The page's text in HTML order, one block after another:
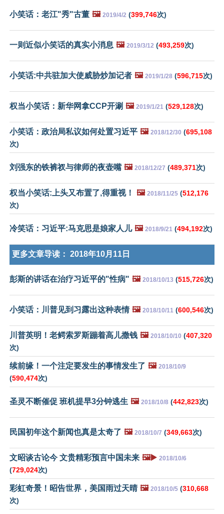
小笑话：老江"秀"古董 🖼️ 2019/4/2 (399,746次)
一则近似小笑话的真实小消息 🖼️ 2019/3/12 (493,259次)
小笑话:中共驻加大使威胁炒加记者 🖼️ 2019/1/28 (596,715次)
权当小笑话：新华网拿CCP开涮 🖼️ 2019/1/21 (529,128次)
小笑话：政治局私议如何处置习近平 🖼️ 2018/12/30 (695,108
次)
刘强东的铁裤衩与律师的夜壶嘴 🖼️ 2018/12/27 (489,371次)
权当小笑话:上头又布置了,得重视！ 🖼️ 2018/11/25 (512,176
次)
冷笑话：习近平:马克思是娘家人儿 🖼️ 2018/9/21 (494,192次)
更多文章导读： 2018年10月11日
彭斯的讲话在治疗习近平的"性病" 🖼️ 2018/10/13 (515,726次)
小笑话：川普见到习露出这种表情 🖼️ 2018/10/11 (600,546次)
川普英明！老鳄索罗斯蹦着高儿撒钱 🖼️ 2018/10/10 (407,320
次)
续前缘！一个注定要发生的事情发生了 🖼️ 2018/10/9
(590,474次)
圣灵不断催促 班机提早3分钟逃生 🖼️ 2018/10/8 (442,823次)
民国初年这个新闻也真是太奇了 🖼️ 2018/10/7 (349,663次)
文昭谈古论今 文贵精彩预言中国未来 🖼️▶️ 2018/10/6
(729,024次)
彩虹奇景！昭告世界，美国雨过天晴 🖼️ 2018/10/5 (310,668
次)